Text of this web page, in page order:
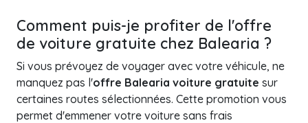
Comment puis-je profiter de l'offre
de voiture gratuite chez Balearia ?
Si vous prévoyez de voyager avec votre véhicule, ne
manquez pas l'offre Balearia voiture gratuite sur
certaines routes sélectionnées. Cette promotion vous
permet d'emmener votre voiture sans frais